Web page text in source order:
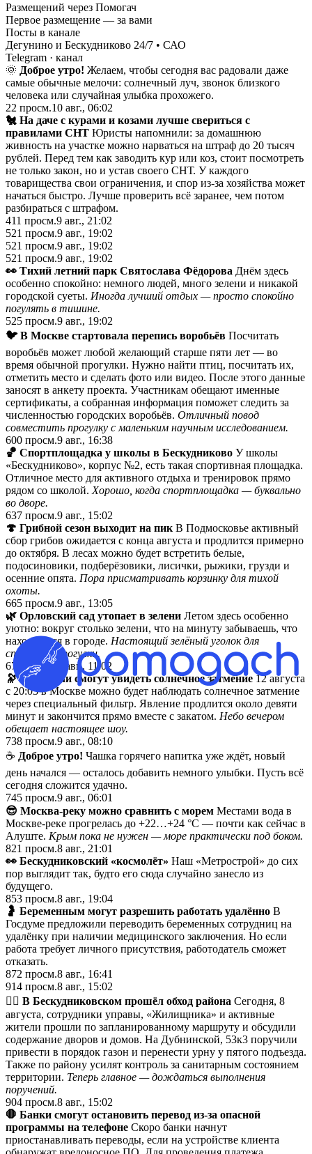
Размещений через Помогач
Первое размещение — за вами
Посты в канале
Дегунино и Бескудниково 24/7 • САО
Telegram · канал
🌞 Доброе утро! Желаем, чтобы сегодня вас радовали даже
самые обычные мелочи: солнечный луч, звонок близкого
человека или случайная улыбка прохожего.
22 просм.10 авг., 06:02
🐔 На даче с курами и козами лучше свериться с
правилами СНТ Юристы напомнили: за домашнюю
живность на участке можно нарваться на штраф до 20 тысяч
рублей. Перед тем как заводить кур или коз, стоит посмотреть
не только закон, но и устав своего СНТ. У каждого
товарищества свои ограничения, и спор из-за хозяйства может
начаться быстро. Лучше проверить всё заранее, чем потом
разбираться с штрафом.
411 просм.9 авг., 21:02
521 просм.9 авг., 19:02
521 просм.9 авг., 19:02
521 просм.9 авг., 19:02
👀 Тихий летний парк Святослава Фёдорова Днём здесь
особенно спокойно: немного людей, много зелени и никакой
городской суеты. Иногда лучший отдых — просто спокойно
погулять в тишине.
525 просм.9 авг., 19:02
🐦 В Москве стартовала перепись воробьёв Посчитать
воробьёв может любой желающий старше пяти лет — во
время обычной прогулки. Нужно найти птиц, посчитать их,
отметить место и сделать фото или видео. После этого данные
заносят в анкету проекта. Участникам обещают именные
сертификаты, а собранная информация поможет следить за
численностью городских воробьёв. Отличный повод
совместить прогулку с маленьким научным исследованием.
600 просм.9 авг., 16:38
🏀 Спортплощадка у школы в Бескудниково У школы
«Бескудниково», корпус №2, есть такая спортивная площадка.
Отличное место для активного отдыха и тренировок прямо
рядом со школой. Хорошо, когда спортплощадка — буквально
во дворе.
637 просм.9 авг., 15:02
🍄 Грибной сезон выходит на пик В Подмосковье активный
сбор грибов ожидается с конца августа и продлится примерно
до октября. В лесах можно будет встретить белые,
подосиновики, подберёзовики, лисички, рыжики, грузди и
осенние опята. Пора присматривать корзинку для тихой
охоты.
665 просм.9 авг., 13:05
🌿 Орловский сад утопает в зелени Летом здесь особенно
уютно: вокруг столько зелени, что на минуту забываешь, что
находишься в городе. Настоящий зелёный уголок для
спокойной прогулки.
678
просм.
9 авг., 11:02
🔭 Москвичи смогут увидеть солнечное затмение 12 августа
с 20:03 в Москве можно будет наблюдать солнечное затмение
через специальный фильтр. Явление продлится около девяти
минут и закончится прямо вместе с закатом. Небо вечером
обещает настоящее шоу.
738 просм.9 авг., 08:10
☕ Доброе утро! Чашка горячего напитка уже ждёт, новый
день начался — осталось добавить немного улыбки. Пусть всё
сегодня сложится удачно.
745 просм.9 авг., 06:01
😎 Москва-реку можно сравнить с морем Местами вода в
Москве-реке прогрелась до +22…+24 °C — почти как сейчас в
Алуште. Крым пока не нужен — море практически под боком.
821 просм.8 авг., 21:01
👀 Бескудниковский «космолёт» Наш «Метрострой» до сих
пор выглядит так, будто его сюда случайно занесло из
будущего.
853 просм.8 авг., 19:04
🤰 Беременным могут разрешить работать удалённо В
Госдуме предложили переводить беременных сотрудниц на
удалёнку при наличии медицинского заключения. Но если
работа требует личного присутствия, работодатель сможет
отказать.
872 просм.8 авг., 16:41
914 просм.8 авг., 15:02
🚶‍♂️ В Бескудниковском прошёл обход района Сегодня, 8
августа, сотрудники управы, «Жилищника» и активные
жители прошли по запланированному маршруту и обсудили
содержание дворов и домов. На Дубнинской, 53к3 поручили
привести в порядок газон и перенести урну у пятого подъезда.
Также по району усилят контроль за санитарным состоянием
территории. Теперь главное — дождаться выполнения
поручений.
904 просм.8 авг., 15:02
🛑 Банки смогут остановить перевод из-за опасной
программы на телефоне Скоро банки начнут
приостанавливать переводы, если на устройстве клиента